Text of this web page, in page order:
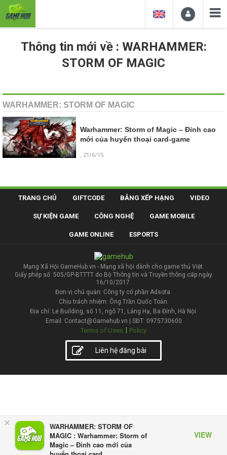
×
WARHAMMER: STORM OF
MAGIC : Warhammer: Storm of
Magic – Đỉnh cao mới của
VIEW
Thông tin mới về : WARHAMMER:
STORM OF MAGIC
WARHAMMER: STORM OF MAGIC
Warhammer: Storm of Magic – Đỉnh cao
mới của huyển thoại card-game
, 21/6/15
TRANG CHỦ GIFTCODE BẢNG XẾP HẠNG VIDEO
SỰ KIỆN GAME CÔNG NGHỆ GAME MOBILE
GAME ONLINE ESPORTS
Mạng Xã Hội GameHub.vn - Mạng xã hội dành cho game thủ Việt.
Giấy phép số: 505/GP-BTTTT do Bộ Thông tin và Truyền thông cấp ngày
16/10/2017.
Đơn vị chủ quản: Công ty cổ phần Adsota.
Chịu trách nhiệm: Ông Trần Quốc Toản.
Địa chỉ: Le Building, số 11, ngõ 71, Láng Hạ, Ba Đình, Hà Nội.
Email: Contact@Gamehub.vn | SĐT: 0975730600
Terms of Uses | Policy
Liên hệ đăng bài